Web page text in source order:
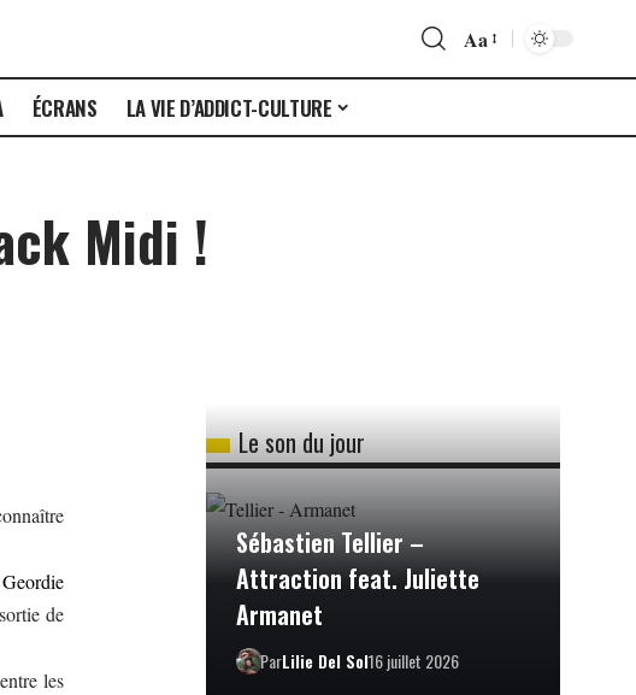
Aa
ÉCRANS LA VIE D’ADDICT-CULTURE
Midi !
Geordie
de
les
Le son du jour
Sébastien Tellier –
Attraction feat. Juliette
Armanet
ParLilie Del Sol16 juillet 2026